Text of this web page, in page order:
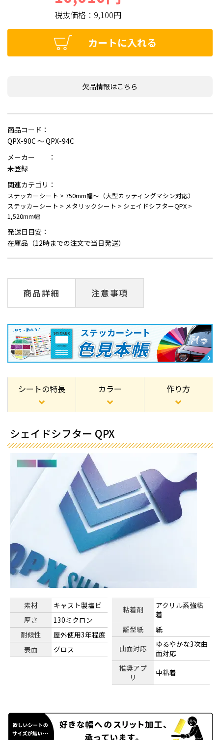
税抜価格： 9,100円
カートに入れる
欠品情報はこちら
商品コード：
QPX-90C ～ QPX-94C
メーカー ：
未登録
関連カテゴリ：
ステッカーシート > 750mm幅～（大型カッティングマシン対応）
ステッカーシート > メタリックシート > シェイドシフターQPX >
1,520mm幅
発送日目安：
在庫品（12時までの注文で当日発送）
商品詳細 注意事項
シートの特長 カラー 作り方
シェイドシフター QPX
素材
キャスト製塩ビ
厚さ
130ミクロン
耐候性
屋外使用3年程度
表面
グロス
粘着剤
アクリル系強粘
着
離型紙
紙
曲面対応
ゆるやかな3次曲
面対応
推奨アプ
リ
中粘着